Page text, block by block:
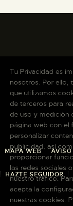
MAPA WEB AVISO
HAZTE SEGUIDOR
Tu Privacidad es
nosotros. Por ello,
que utilizamos
de terceros para
de uso y medición
página web con el
personalizar
publicidad, así
proporcionar
las redes sociales
nuestro tráfico.
acepta la
nuestras cookies.